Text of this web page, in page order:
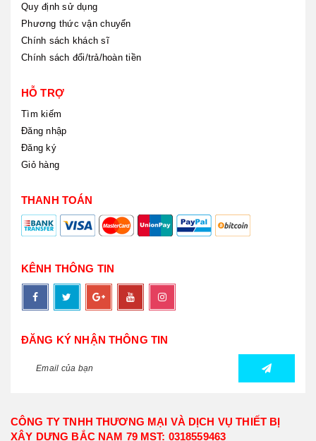
Quy định sử dụng
Phương thức vận chuyển
Chính sách khách sĩ
Chính sách đổi/trả/hoàn tiền
HỖ TRỢ
Tìm kiếm
Đăng nhập
Đăng ký
Giỏ hàng
THANH TOÁN
KÊNH THÔNG TIN
ĐĂNG KÝ NHẬN THÔNG TIN
CÔNG TY TNHH THƯƠNG MẠI VÀ DỊCH VỤ THIẾT BỊ
XÂY DỰNG BẮC NAM 79 MST: 0318559463